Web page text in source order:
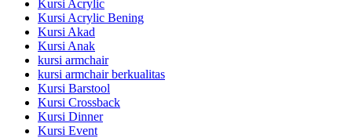
Kursi Acrylic
Kursi Acrylic Bening
Kursi Akad
Kursi Anak
kursi armchair
kursi armchair berkualitas
Kursi Barstool
Kursi Crossback
Kursi Dinner
Kursi Event